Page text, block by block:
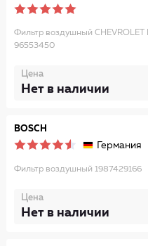
Фильтр воздушный CHEVROLET
96553450
Цена
Нет в наличии
BOSCH
Германия
Фильтр воздушный 1987429166
Цена
Нет в наличии